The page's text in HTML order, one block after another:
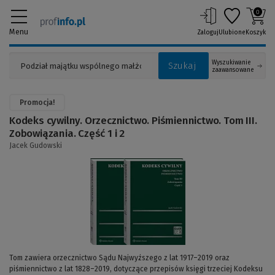
Menu
Szukaj
Wyszukiwanie
zaawansowane
ZalogujUlubione
0
Koszyk
Promocja!
(Link
Tom zawiera orzecznictwo Sądu Najwyższego z lat 1917–2019 oraz
piśmiennictwo z lat 1828–2019, dotyczące przepisów księgi trzeciej Kodeksu
Kodeks cywilny. Orzecznictwo. Piśmiennictwo. Tom III.
Zobowiązania. Część 1 i 2
Jacek Gudowski